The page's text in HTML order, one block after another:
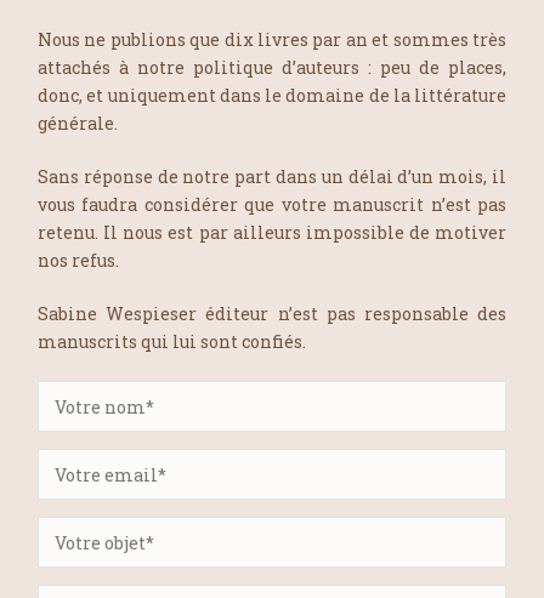
Nous ne publions que dix livres par an et sommes très
attachés à notre politique d’auteurs : peu de places,
donc, et uniquement dans le domaine de la littérature
générale.
Sans réponse de notre part dans un délai d’un mois, il
vous faudra considérer que votre manuscrit n’est pas
retenu. Il nous est par ailleurs impossible de motiver
nos refus.
Sabine Wespieser éditeur n’est pas responsable des
manuscrits qui lui sont confiés.